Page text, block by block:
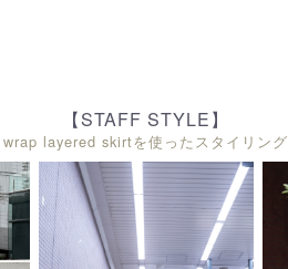
【STAFF STYLE】
wrap layered skirtを使ったスタイリング